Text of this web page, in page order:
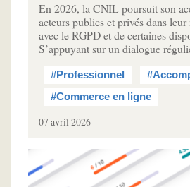
En 2026, la CNIL poursuit son
acteurs publics et privés dans
avec le RGPD et de certaines
S’appuyant sur un dialogue
#Professionnel
#Commerce en ligne
07 avril 2026